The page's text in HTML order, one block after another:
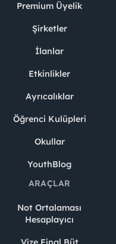
Premium Üyelik
Şirketler
İlanlar
Etkinlikler
Ayrıcalıklar
Öğrenci Kulüpleri
Okullar
YouthBlog
ARAÇLAR
Not Ortalaması
Hesaplayıcı